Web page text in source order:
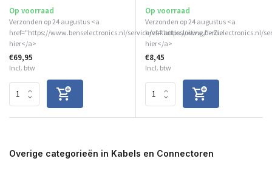
Op voorraad
Verzonden op 24 augustus <a
href="https://www.benselectronics.nl/service/vakantiesluiting/">Zie
hier</a>
€69,95
Incl. btw
Op voorraad
Verzonden op 24 augustus <a
href="https://www.benselectronics.nl/
hier</a>
€8,45
Incl. btw
Overige categorieën in Kabels en Connectoren